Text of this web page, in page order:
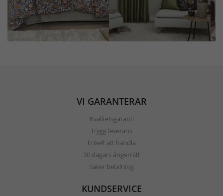
VI GARANTERAR
Kvalitetsgaranti
Trygg leverans
Enkelt att handla
30 dagars ångerrätt
Säker betalning
KUNDSERVICE